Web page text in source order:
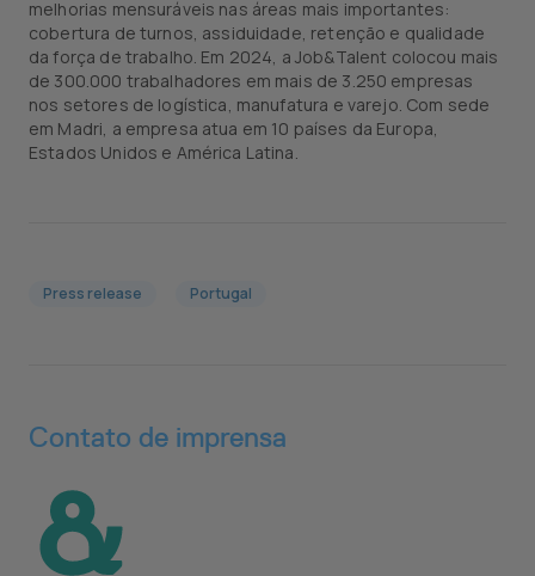
melhorias mensuráveis nas áreas mais importantes:
cobertura de turnos, assiduidade, retenção e qualidade
da força de trabalho. Em 2024, a Job&Talent colocou mais
de 300.000 trabalhadores em mais de 3.250 empresas
nos setores de logística, manufatura e varejo. Com sede
em Madri, a empresa atua em 10 países da Europa,
Estados Unidos e América Latina.
Press release Portugal
Contato de imprensa